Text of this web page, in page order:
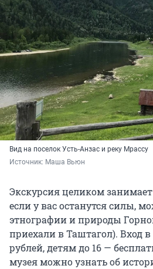
Вид на поселок Усть-Анзас и реку Мрассу
Источник: Маша Вьюн
Экскурсия целиком занимает
если у вас останутся силы,
этнографии и природы
приехали в Таштагол). Вход в
рублей, детям до 16 —
музея можно узнать об